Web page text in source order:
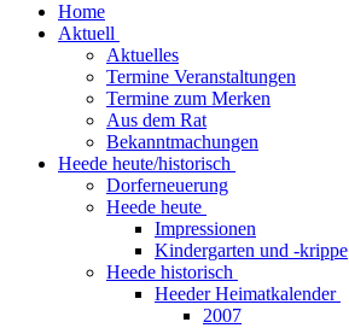
Home
Aktuell
Aktuelles
Termine Veranstaltungen
Termine zum Merken
Aus dem Rat
Bekanntmachungen
Heede heute/historisch
Dorferneuerung
Heede heute
Impressionen
Kindergarten und -krippe
Heede historisch
Heeder Heimatkalender
2007